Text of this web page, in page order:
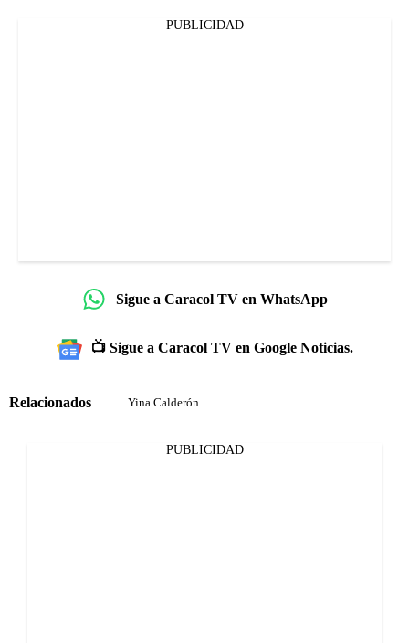
PUBLICIDAD
Sigue a Caracol TV en WhatsApp
📺 Sigue a Caracol TV en Google Noticias.
Relacionados Yina Calderón
PUBLICIDAD